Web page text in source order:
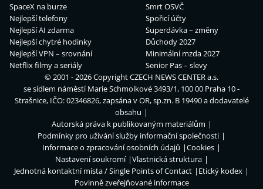
SpaceX na burze
Nejlepší telefony
Nejlepší AI zdarma
Nejlepší chytré hodinky
Nejlepší VPN – srovnání
Netflix filmy a seriály
Smrt OSVČ
Spořicí účty
Superdávka – změny
Důchody 2027
Minimální mzda 2027
Senior Pas – slevy
© 2001 - 2026 CopyrightCZECH NEWS CENTER a.s.
se sídlem náměstí Marie Schmolkové 3493/1, 100 00 Praha 10 -
Strašnice, IČO: 02346826, zapsána v OR, sp.zn. B 19490 a dodavatelé
obsahu
Autorská práva k publikovaným materiálům
Podmínky pro užívání služby informační společnosti
Informace o zpracování osobních údajů
Cookies
Nastavení soukromí
Vlastnická struktura
Jednotná kontaktní místa / Single Points of Contact
Etický kodex
Povinně zveřejňované informace